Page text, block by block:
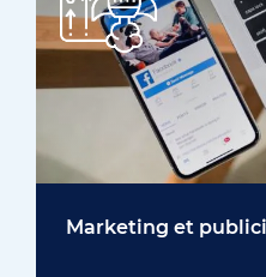
Marketing et